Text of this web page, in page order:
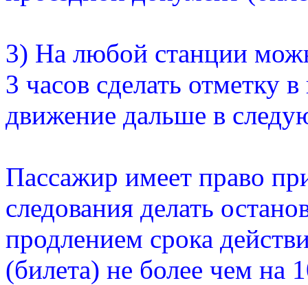
3) На любой станции
3 часов сделать отметку
движение дальше в
Пассажир имеет право
следования делать
продлением срока
(билета) не более чем на